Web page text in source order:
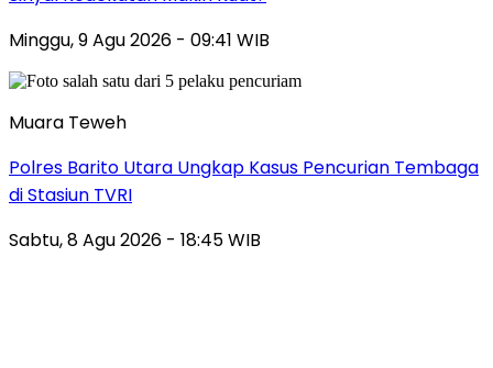
Minggu, 9 Agu 2026 - 09:41 WIB
Muara Teweh
Polres Barito Utara Ungkap Kasus Pencurian Tembaga
di Stasiun TVRI
Sabtu, 8 Agu 2026 - 18:45 WIB